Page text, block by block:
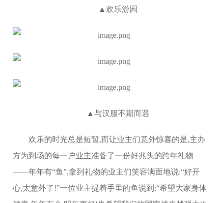
▲欢乐游园
▲与汉服不期而遇
欢乐的时光总是短暂,而让业主们意外惊喜的是,主办
方为到场的每一户业主准备了一份好兆头的跨年礼物
——年年有“鱼”,拿到礼物的业主们笑容满面地说:“好开
心,太意外了!”一位业主提着手里的鱼说到:“希望大家身体